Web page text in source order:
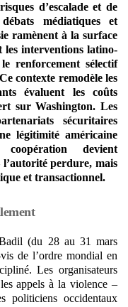
d’escalade et de
médiatiques et
ramènent à la surface
les interventions latino-
renforcement sélectif
contexte remodèle les
évaluent les coûts
sur Washington. Les
sécuritaires
légitimité américaine
devient
l’autorité perdure, mais
et transactionnel.
(du 28 au 31 mars
de l’ordre mondial en
Les organisateurs
appels à la violence –
politiciens occidentaux